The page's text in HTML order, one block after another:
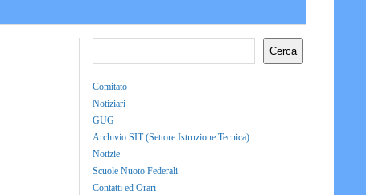
Cerca
Comitato
Notiziari
GUG
Archivio SIT (Settore Istruzione Tecnica)
Notizie
Scuole Nuoto Federali
Contatti ed Orari